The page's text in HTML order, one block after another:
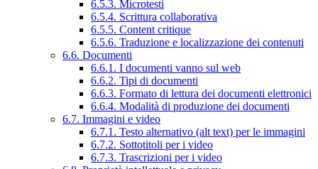
6.5.3. Microtesti
6.5.4. Scrittura collaborativa
6.5.5. Content critique
6.5.6. Traduzione e localizzazione dei contenuti
6.6. Documenti
6.6.1. I documenti vanno sul web
6.6.2. Tipi di documenti
6.6.3. Formato di lettura dei documenti elettronici
6.6.4. Modalità di produzione dei documenti
6.7. Immagini e video
6.7.1. Testo alternativo (alt text) per le immagini
6.7.2. Sottotitoli per i video
6.7.3. Trascrizioni per i video